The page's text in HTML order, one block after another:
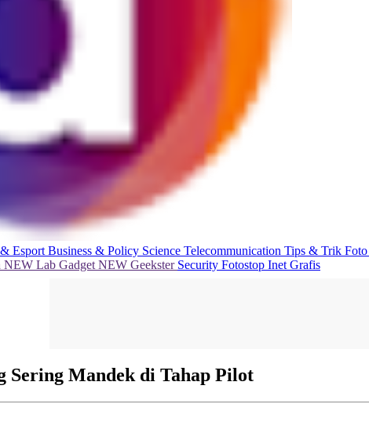
Esport Business & Policy Science Telecommunication Tips & Trik Foto
NEW Lab Gadget NEW Geekster Security Fotostop Inet Grafis
Sering Mandek di Tahap Pilot